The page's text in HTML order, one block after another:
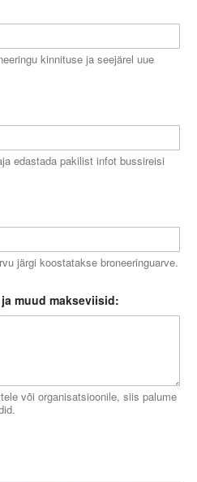
kinnituse ja seejärel uue
edastada pakilist infot bussireisi
järgi koostatakse broneeringuarve.
muud makseviisid:
või organisatsioonile, siis palume